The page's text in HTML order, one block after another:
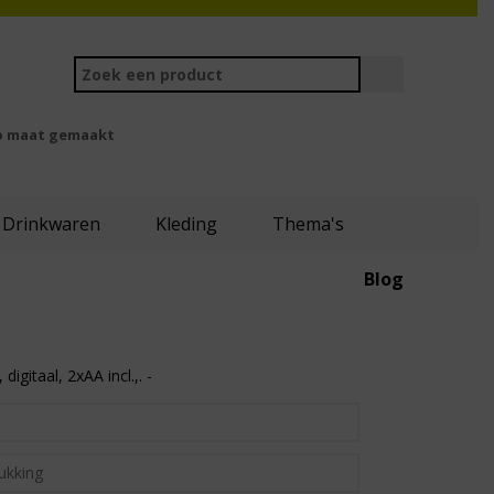
maat gemaakt
Drinkwaren Kleding Thema's
Blog
2xAA incl.,. -